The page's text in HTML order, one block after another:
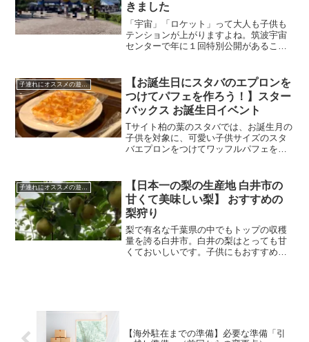
きました
「宇宙」「ロケット」って大人も子供も
テンションが上がりますよね。筑波宇宙
センターで年に１回特別公開があること
会です。今年の特別公開に行ってみたの
でレポートします。
子連れにオススメの遊び場
【お誕生日にスタバのエプロンを
つけてパフェを作ろう！】スター
バックス お誕生日イベント
Tサイト柏の葉のスタバでは、お誕生月の
子供を対象に、可愛い子供サイズのスタ
バエプロンをつけてワッフルパフェを作
ご紹介します！
子連れにオススメの遊び場
【日本一の梨の生産地 白井市の
甘くて美味しい梨】 おすすめの
梨狩り
梨で有名な千葉県の中でもトップの収穫
量を誇る白井市。白井の梨はとっても甘
くておいしいです。子供にもおすすめの
【海外駐在までの準備】必要な準備「引